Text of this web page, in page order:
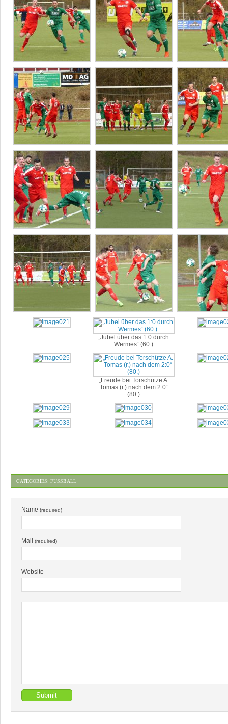
„Jubel über das 1:0 durch
Wermes“ (60.)
„Freude bei Torschütze A.
Tomas (r.) nach dem 2:0“
(80.)
CATEGORIES: FUSSBALL
Name (required)
Mail (required)
Website